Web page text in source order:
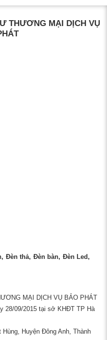
đèn: Bóng led tiết kiệm điện
Bảo hành: 2 năm
THƯƠNG MẠI DỊCH VỤ
Đèn thả Đèn bàn
Đèn Led
MẠI DỊCH VỤ BẢO PHÁT
28/09/2015 tại sở KHĐT TP Hà
Huyện Đông Anh, Thành